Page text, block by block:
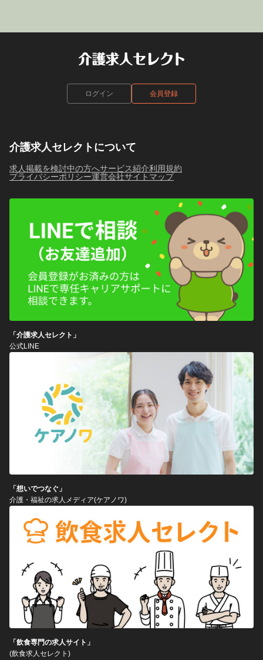
ログイン 会員登録
介護求人セレクトについて
求人掲載を検討中の方へサービス紹介利用規約
プライバシーポリシー運営会社サイトマップ
「介護求人セレクト」
公式LINE
「想いでつなぐ」
介護・福祉の求人メディア(ケアノワ)
「飲食専門の求人サイト」
(飲食求人セレクト)